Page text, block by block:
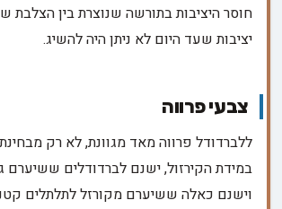
חוסר היציבות בתורשה שנוצרת בין הצלבת
יציבות שעד היום לא ניתן היה להשיג.
צבעי פרווה
ללברדודל פרווה מאד מגוונת, לא רק
במידת הקירזול, ישנם לברדודלים ששיערם
וישנם כאלה ששיערם מקורזל לתלתלים